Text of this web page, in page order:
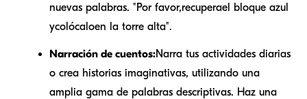
nuevas palabras. "Por favor,recuperael bloque azul
ycolócaloen la torre alta".
Narración de cuentos:Narra tus actividades diarias
o crea historias imaginativas, utilizando una
amplia gama de palabras descriptivas. Haz una